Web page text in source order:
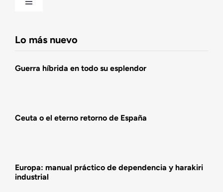
Toggle
Lo más nuevo
Guerra híbrida en todo su esplendor
Ceuta o el eterno retorno de España
Europa: manual práctico de dependencia y harakiri
industrial